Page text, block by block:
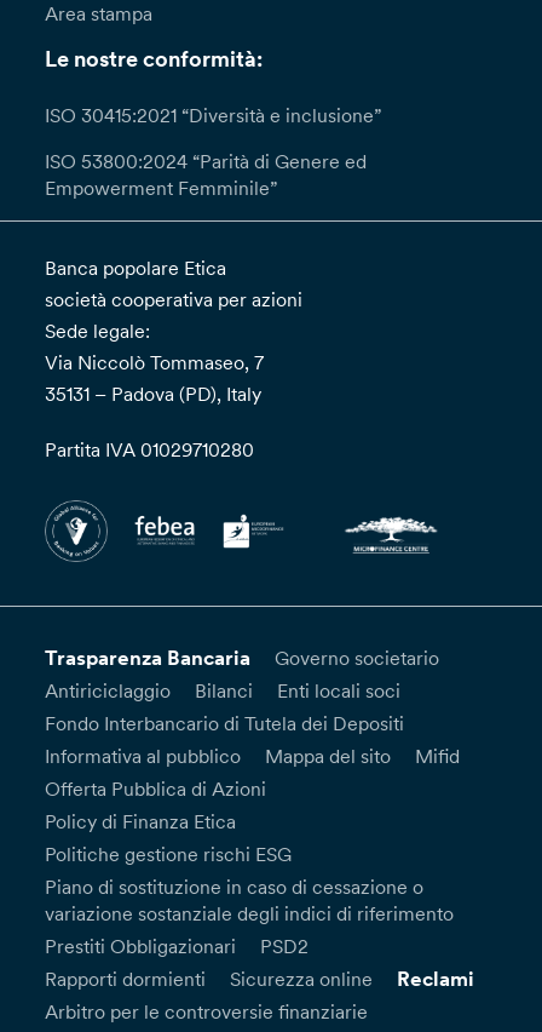
Area stampa
Le nostre conformità:
ISO 30415:2021 “Diversità e inclusione”
ISO 53800:2024 “Parità di Genere ed
Empowerment Femminile”
Banca popolare Etica
società cooperativa per azioni
Sede legale:
Via Niccolò Tommaseo, 7
35131 – Padova (PD), Italy
Partita IVA 01029710280
Trasparenza Bancaria
Governo societario
Antiriciclaggio
Bilanci
Enti locali soci
Fondo Interbancario di Tutela dei Depositi
Informativa al pubblico
Mappa del sito
Mifid
Offerta Pubblica di Azioni
Policy di Finanza Etica
Politiche gestione rischi ESG
Piano di sostituzione in caso di cessazione o
variazione sostanziale degli indici di riferimento
Prestiti Obbligazionari
PSD2
Rapporti dormienti
Sicurezza online Reclami
Arbitro per le controversie finanziarie